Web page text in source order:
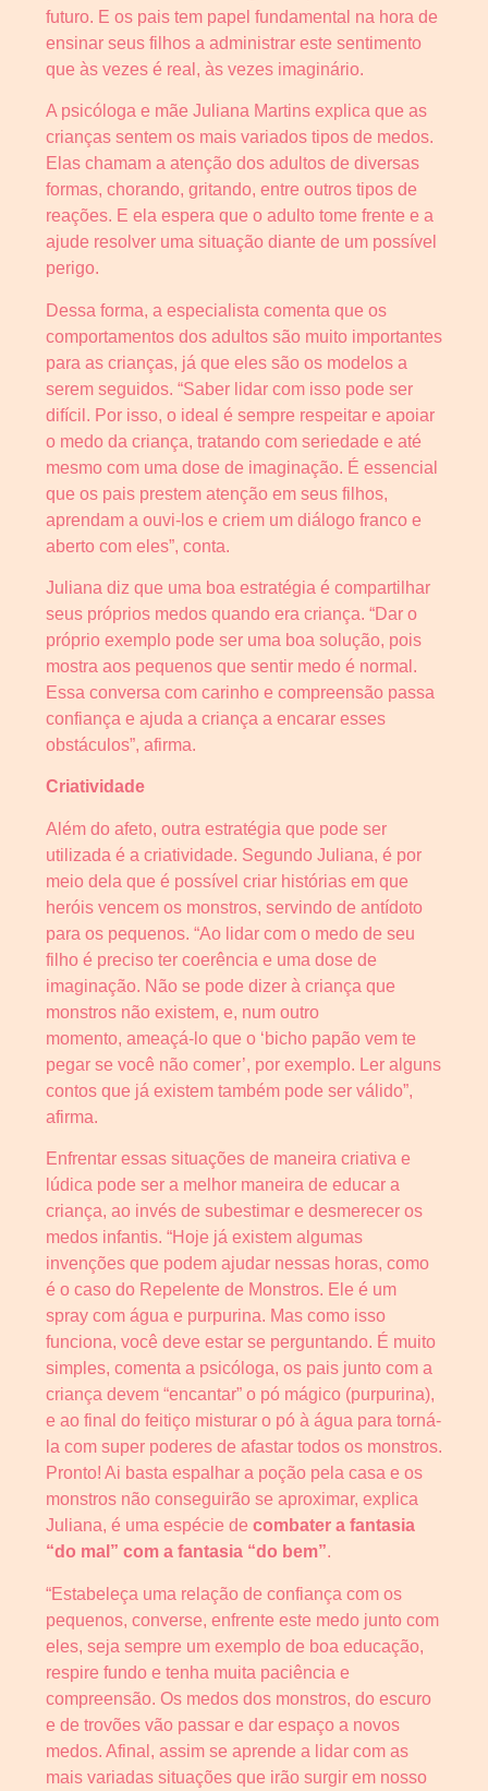
futuro. E os pais tem papel fundamental na hora de
ensinar seus filhos a administrar este sentimento
que às vezes é real, às vezes imaginário.
A psicóloga e mãe Juliana Martins explica que as
crianças sentem os mais variados tipos de medos.
Elas chamam a atenção dos adultos de diversas
formas, chorando, gritando, entre outros tipos de
reações. E ela espera que o adulto tome frente e a
ajude resolver uma situação diante de um possível
perigo.
Dessa forma, a especialista comenta que os
comportamentos dos adultos são muito importantes
para as crianças, já que eles são os modelos a
serem seguidos. “Saber lidar com isso pode ser
difícil. Por isso, o ideal é sempre respeitar e apoiar
o medo da criança, tratando com seriedade e até
mesmo com uma dose de imaginação. É essencial
que os pais prestem atenção em seus filhos,
aprendam a ouvi-los e criem um diálogo franco e
aberto com eles”, conta.
Juliana diz que uma boa estratégia é compartilhar
seus próprios medos quando era criança. “Dar o
próprio exemplo pode ser uma boa solução, pois
mostra aos pequenos que sentir medo é normal.
Essa conversa com carinho e compreensão passa
confiança e ajuda a criança a encarar esses
obstáculos”, afirma.
Criatividade
Além do afeto, outra estratégia que pode ser
utilizada é a criatividade. Segundo Juliana, é por
meio dela que é possível criar histórias em que
heróis vencem os monstros, servindo de antídoto
para os pequenos. “Ao lidar com o medo de seu
filho é preciso ter coerência e uma dose de
imaginação. Não se pode dizer à criança que
monstros não existem, e, num outro
momento, ameaçá-lo que o ‘bicho papão vem te
pegar se você não comer’, por exemplo. Ler alguns
contos que já existem também pode ser válido”,
afirma.
Enfrentar essas situações de maneira criativa e
lúdica pode ser a melhor maneira de educar a
criança, ao invés de subestimar e desmerecer os
medos infantis. “Hoje já existem algumas
invenções que podem ajudar nessas horas, como
é o caso do Repelente de Monstros. Ele é um
spray com água e purpurina. Mas como isso
funciona, você deve estar se perguntando. É muito
simples, comenta a psicóloga, os pais junto com a
criança devem “encantar” o pó mágico (purpurina),
e ao final do feitiço misturar o pó à água para torná-
la com super poderes de afastar todos os monstros.
Pronto! Ai basta espalhar a poção pela casa e os
monstros não conseguirão se aproximar, explica
Juliana, é uma espécie de combater a fantasia
“do mal” com a fantasia “do bem”.
“Estabeleça uma relação de confiança com os
pequenos, converse, enfrente este medo junto com
eles, seja sempre um exemplo de boa educação,
respire fundo e tenha muita paciência e
compreensão. Os medos dos monstros, do escuro
e de trovões vão passar e dar espaço a novos
medos. Afinal, assim se aprende a lidar com as
mais variadas situações que irão surgir em nosso